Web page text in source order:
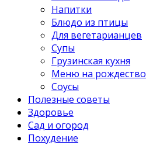
Напитки
Блюдо из птицы
Для вегетарианцев
Супы
Грузинская кухня
Меню на рождество
Соусы
Полезные советы
Здоровье
Сад и огород
Похудение